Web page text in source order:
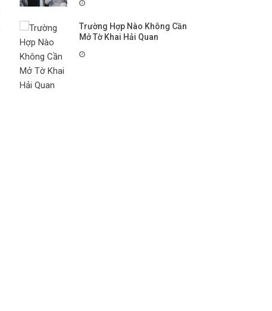
Trường Hợp Nào Không Cần
Mở Tờ Khai Hải Quan